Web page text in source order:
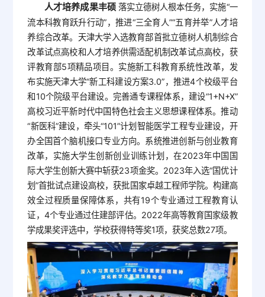
人才培养成果丰硕落实立德树人根本任务，实施“一
流本科教育跃升行动”，推进“三全育人”“五育并举”人才培
养综合改革。天津大学入选教育部首批立德树人机制综合
改革试点高校和人才培养供需适配机制改革试点高校，获
评教育部5项精品项目。实施新工科教育系统性改革，发
布实施天津大学“新工科建设方案3.0”，推进4个校级平台
和10个院级平台建设。完善通专课程体系，建设“1+N+X”
高校习近平新时代中国特色社会主义思想课程体系。推动
“新医科”建设，牵头“101”计划智能医学工程专业建设，开
办全国首个脑机接口专业方向。系统推进创新与创业教育
改革，实施大学生创新创业训练计划，在2023年中国国
际大学生创新大赛中斩获23项金奖。2023年入选“国优计
划”首批试点建设高校，获批国家卓越工程师学院。构建高
效全过程质量保障体系，共有19个专业通过工程教育认
证，4个专业通过住建部评估。2022年高等教育国家级教
学成果奖评选中，学校获得特等奖1项，获奖总数27项。